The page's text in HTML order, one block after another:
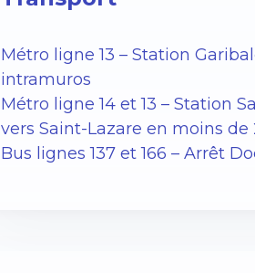
Métro ligne 13 – Station
intramuros
Métro ligne 14 et 13 – Station
vers Saint-Lazare en moins
Bus lignes 137 et 166 – Arrêt